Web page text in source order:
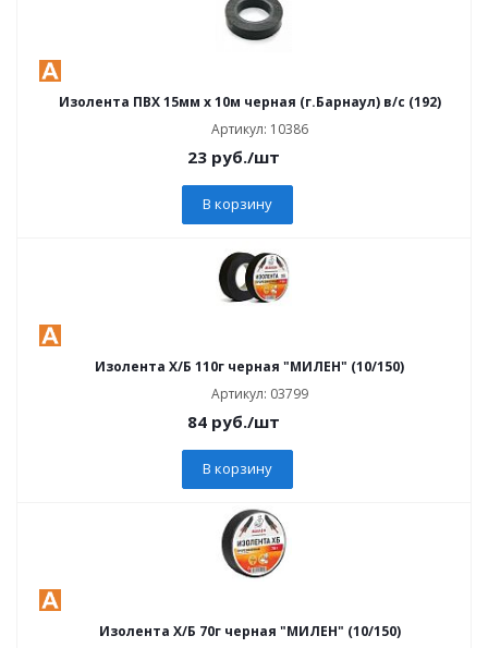
Изолента ПВХ 15мм х 10м черная (г.Барнаул) в/с (192)
Артикул: 10386
23руб./шт
В корзину
Изолента Х/Б 110г черная "МИЛЕН" (10/150)
Артикул: 03799
84руб./шт
В корзину
Изолента Х/Б 70г черная "МИЛЕН" (10/150)